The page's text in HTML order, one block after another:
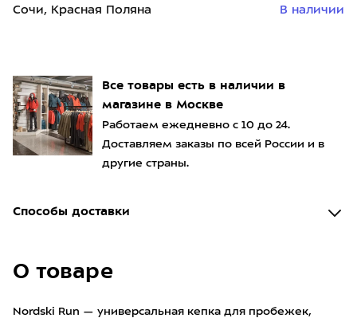
Все товары есть в наличии в
магазине в Москве
Работаем ежедневно с 10 до 24.
Доставляем заказы по всей России и в
другие страны.
Способы доставки
О товаре
Nordski Run — универсальная кепка для пробежек,
Сочи, Красная Поляна
В наличии